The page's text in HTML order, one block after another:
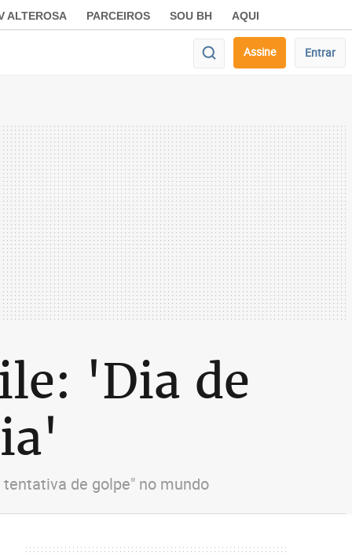
ALTEROSA PARCEIROS SOU BH AQUI
Assine Entrar
'Dia de
de golpe" no mundo